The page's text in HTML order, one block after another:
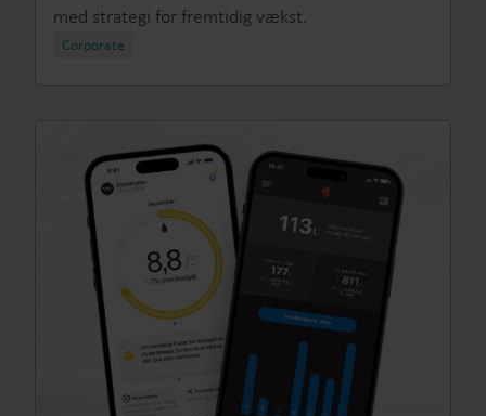
med strategi for fremtidig vækst.
Corporate